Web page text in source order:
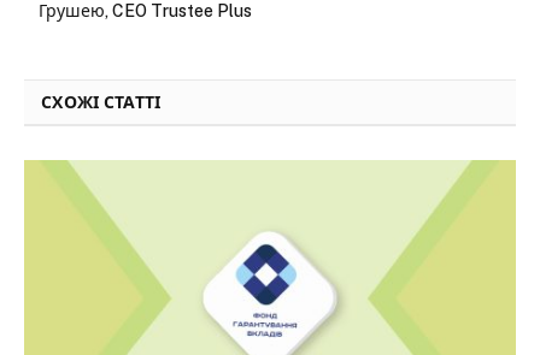
Грушею, CEO Trustee Plus
СХОЖІ СТАТТІ